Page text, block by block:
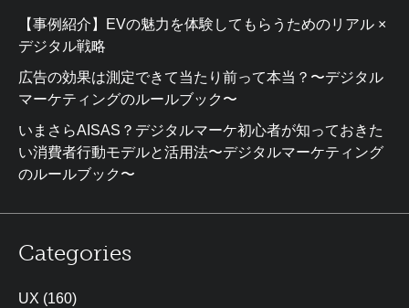
【事例紹介】EVの魅力を体験してもらうためのリアル ×
デジタル戦略
広告の効果は測定できて当たり前って本当？〜デジタル
マーケティングのルールブック〜
いまさらAISAS？デジタルマーケ初心者が知っておきた
い消費者行動モデルと活用法〜デジタルマーケティング
のルールブック〜
Categories
UX (160)